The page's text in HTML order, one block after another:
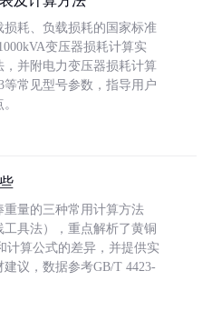
耗、负载损耗的国家标准
变压器损耗计算实
并附电力变压器损耗计算
等常见型号参数，指导用户
量的三种常用计算方法
工具法），重点解析了黄铜
计算公式的差异，并提供实
议，数据参考GB/T 4423-